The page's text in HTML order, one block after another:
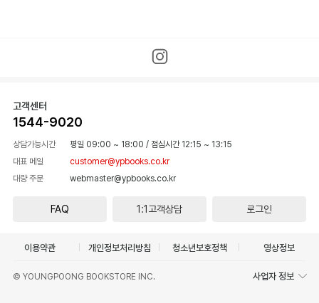
고객센터
1544-9020
상담가능시간 평일 09:00 ~ 18:00 / 점심시간 12:15 ~ 13:15
대표 메일
customer@ypbooks.co.kr
대량 주문
webmaster@ypbooks.co.kr
FAQ 1:1고객상담 로그인
이용약관 개인정보처리방침 청소년보호정책 영상정보
© YOUNGPOONG BOOKSTORE INC. 사업자 정보